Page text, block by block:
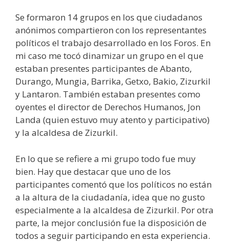
Se formaron 14 grupos en los que ciudadanos
anónimos compartieron con los representantes
políticos el trabajo desarrollado en los Foros. En
mi caso me tocó dinamizar un grupo en el que
estaban presentes participantes de Abanto,
Durango, Mungia, Barrika, Getxo, Bakio, Zizurkil
y Lantaron. También estaban presentes como
oyentes el director de Derechos Humanos, Jon
Landa (quien estuvo muy atento y participativo)
y la alcaldesa de Zizurkil.
En lo que se refiere a mi grupo todo fue muy
bien. Hay que destacar que uno de los
participantes comentó que los políticos no están
a la altura de la ciudadanía, idea que no gusto
especialmente a la alcaldesa de Zizurkil. Por otra
parte, la mejor conclusión fue la disposición de
todos a seguir participando en esta experiencia.